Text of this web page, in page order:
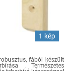
1 kép
fából készült
. Természetes